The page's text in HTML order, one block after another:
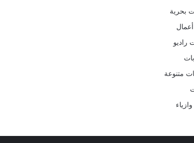
بحرية
راديو
متنوعة